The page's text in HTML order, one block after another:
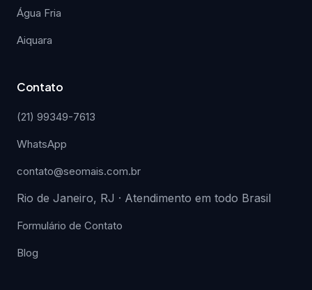
Água Fria
Aiquara
Contato
(21) 99349-7613
WhatsApp
contato@seomais.com.br
Rio de Janeiro, RJ · Atendimento em todo Brasil
Formulário de Contato
Blog